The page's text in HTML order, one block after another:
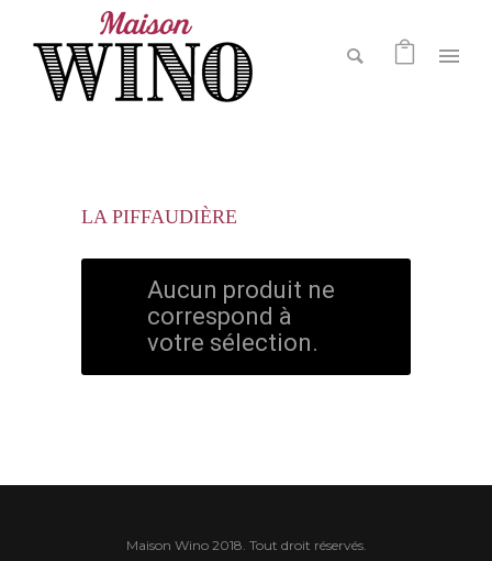
LA PIFFAUDIÈRE
Aucun produit ne
correspond à
votre sélection.
Maison Wino 2018. Tout droit réservés.